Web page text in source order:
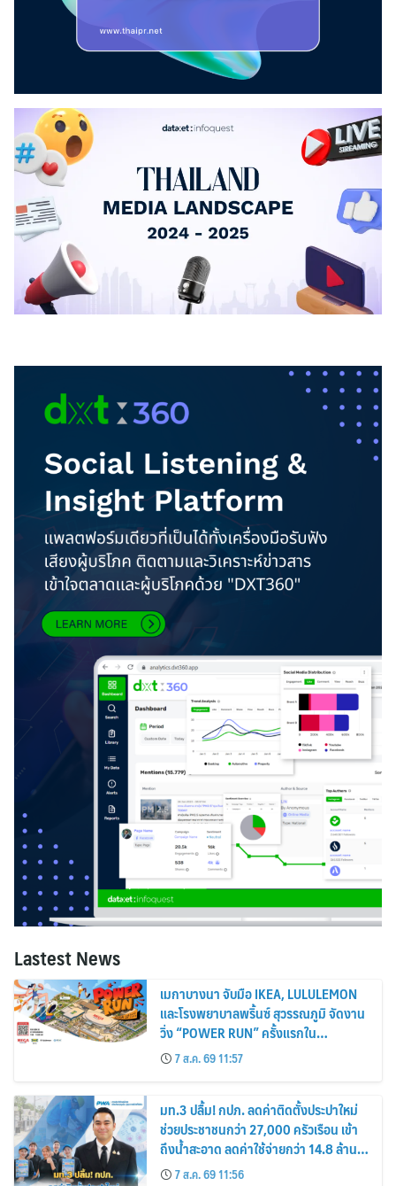
Lastest News
เมกาบางนา จับมือ IKEA, LULULEMON
และโรงพยาบาลพริ้นซ์ สุวรรณภูมิ จัดงาน
วิ่ง “POWER RUN” ครั้งแรกใน
ประเทศไทย
7 ส.ค. 69 11:57
มท.3 ปลื้ม! กปภ. ลดค่าติดตั้งประปาใหม่
ช่วยประชาชนกว่า 27,000 ครัวเรือน เข้า
ถึงน้ำสะอาด ลดค่าใช้จ่ายกว่า 14.8 ล้าน
บาท7 ส.ค. 69 11:56